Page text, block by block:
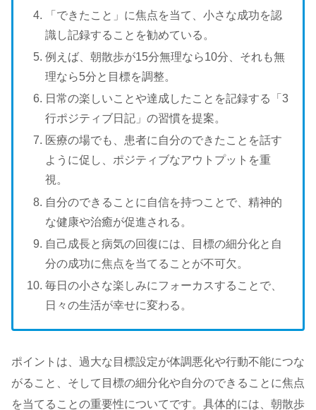
「できたこと」に焦点を当て、小さな成功を認
識し記録することを勧めている。
例えば、朝散歩が15分無理なら10分、それも無
理なら5分と目標を調整。
日常の楽しいことや達成したことを記録する「3
行ポジティブ日記」の習慣を提案。
医療の場でも、患者に自分のできたことを話す
ように促し、ポジティブなアウトプットを重
視。
自分のできることに自信を持つことで、精神的
な健康や治癒が促進される。
自己成長と病気の回復には、目標の細分化と自
分の成功に焦点を当てることが不可欠。
毎日の小さな楽しみにフォーカスすることで、
日々の生活が幸せに変わる。
ポイントは、過大な目標設定が体調悪化や行動不能につな
がること、そして目標の細分化や自分のできることに焦点
を当てることの重要性についてです。具体的には、朝散歩